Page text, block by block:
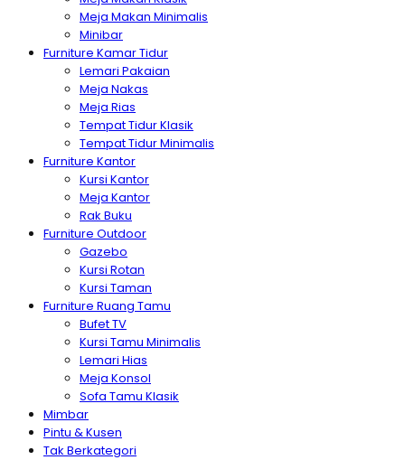
Meja Makan Minimalis
Minibar
Furniture Kamar Tidur
Lemari Pakaian
Meja Nakas
Meja Rias
Tempat Tidur Klasik
Tempat Tidur Minimalis
Furniture Kantor
Kursi Kantor
Meja Kantor
Rak Buku
Furniture Outdoor
Gazebo
Kursi Rotan
Kursi Taman
Furniture Ruang Tamu
Bufet TV
Kursi Tamu Minimalis
Lemari Hias
Meja Konsol
Sofa Tamu Klasik
Mimbar
Pintu & Kusen
Tak Berkategori